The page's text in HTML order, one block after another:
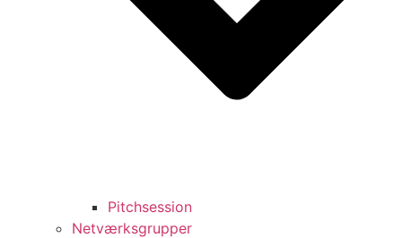
Pitchsession
Netværksgrupper